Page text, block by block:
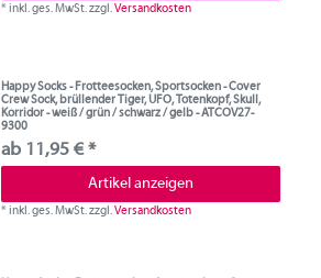
*inkl. ges. MwSt.zzgl.Versandkosten
Happy Socks - Frotteesocken, Sportsocken - Cover
Crew Sock, brüllender Tiger, UFO, Totenkopf, Skull,
Korridor - weiß / grün / schwarz / gelb - ATCOV27-
9300
ab 11,95 € *
Artikel anzeigen
*inkl. ges. MwSt.zzgl.Versandkosten